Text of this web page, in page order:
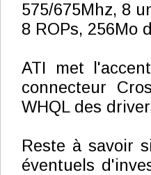
575/675Mhz, 8
8 ROPs, 256Mo
ATI met
connecteur
WHQL des
Reste à savoir
éventuels